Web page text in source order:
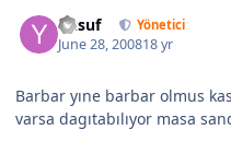
Yusuf Yönetici
June 28, 200818 yr
Barbar yıne barbar olmus
varsa dagıtabılıyor masa